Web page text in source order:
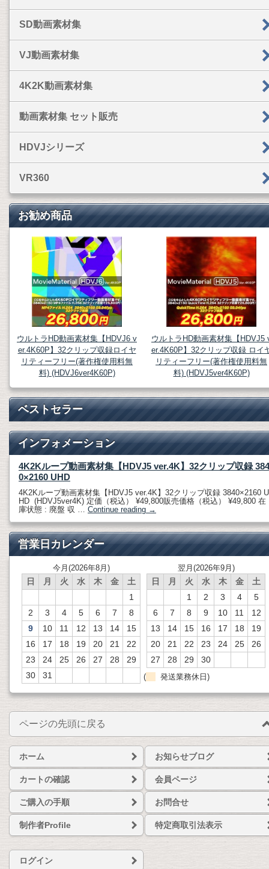
SD動画素材集
VJ動画素材集
4K2K動画素材集
動画素材集 セット販売
HDVJシリーズ
VR360
お勧め商品
ウルトラHD動画素材集【HDVJ6 v
er.4K60P】32クリップ収録ロイヤ
リティーフリー(著作権使用料無
料) (HDVJ6ver4K60P)
ウルトラHD動画素材集【HDVJ5
er.4K60P】32クリップ収録 ロイ
リティーフリー(著作権使用料無
料) (HDVJ5ver4K60P)
ベストセラー
インフォメーション
4K2Kループ動画素材集【HDVJ5 ver.4K】32クリップ収録 384
0×2160 UHD
4K2Kループ動画素材集【HDVJ5 ver.4K】32クリップ収録 3840×2160 U
HD (HDVJ5ver4K) 定価（税込） ¥49,800販売価格（税込） ¥49,800 在
庫状態 : 廃盤 収 … Continue reading →
営業日カレンダー
今月(2026年8月)
日 月 火 水 木 金
土
1
2
3 4 5 6 7
8
9
10 11 12 13 14
15
16
17 18 19 20 21
22
23
24 25 26 27 28
29
30
31
翌月(2026年9月)
日 月 火 水 木 金
土
1
2 3 4
5
6
7 8 9 10 11
12
13
14 15 16 17 18
19
20
21 22 23 24 25
26
27
28 29 30
( 発送業務休日)
ページの先頭に戻る
ホーム お知らせブログ
カートの確認 会員ページ
ご購入の手順 お問合せ
制作者Profile 特定商取引法表示
ログイン